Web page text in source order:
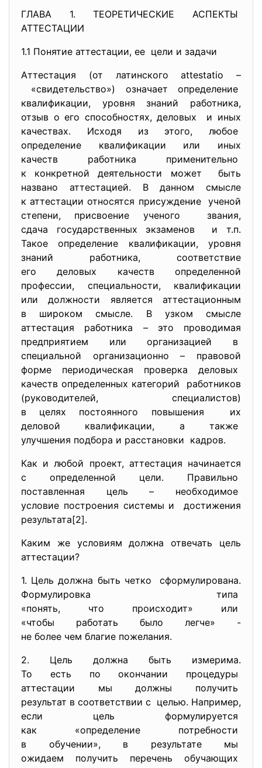
ГЛАВА 1. ТЕОРЕТИЧЕСКИЕ АСПЕКТЫ
АТТЕСТАЦИИ
1.1 Понятие аттестации, ее цели и задачи
Аттестация (от латинского attestatio –
«свидетельство») означает определение
квалификации, уровня знаний работника,
отзыв о его способностях, деловых и иных
качествах. Исходя из этого, любое
определение квалификации или иных
качеств работника применительно
к конкретной деятельности может быть
названо аттестацией. В данном смысле
к аттестации относятся присуждение ученой
степени, присвоение ученого звания,
сдача государственных экзаменов и т.п.
Такое определение квалификации, уровня
знаний работника, соответствие
его деловых качеств определенной
профессии, специальности, квалификации
или должности является аттестационным
в широком смысле. В узком смысле
аттестация работника – это проводимая
предприятием или организацией в
специальной организационно – правовой
форме периодическая проверка деловых
качеств определенных категорий работников
(руководителей, специалистов)
в целях постоянного повышения их
деловой квалификации, а также
улучшения подбора и расстановки кадров.
Как и любой проект, аттестация начинается
с определенной цели. Правильно
поставленная цель – необходимое
условие построения системы и достижения
результата[2].
Каким же условиям должна отвечать цель
аттестации?
1. Цель должна быть четко сформулирована.
Формулировка типа
«понять, что происходит» или
«чтобы работать было легче» -
не более чем благие пожелания.
2. Цель должна быть измерима.
То есть по окончании процедуры
аттестации мы должны получить
результат в соответствии с целью. Например,
если цель формулируется
как «определение потребности
в обучении», в результате мы
ожидаем получить перечень обучающих